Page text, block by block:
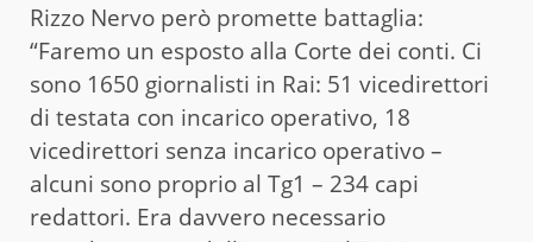
Rizzo Nervo però promette battaglia:
“Faremo un esposto alla Corte dei conti. Ci
sono 1650 giornalisti in Rai: 51 vicedirettori
di testata con incarico operativo, 18
vicedirettori senza incarico operativo –
alcuni sono proprio al Tg1 – 234 capi
redattori. Era davvero necessario